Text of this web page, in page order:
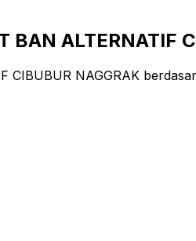
BAN ALTERNATIF
CIBUBUR NAGGRAK